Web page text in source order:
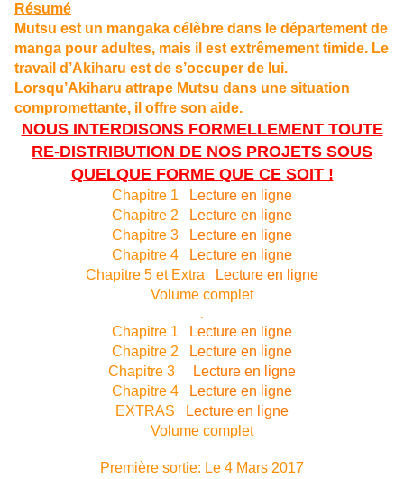
Résumé
Mutsu est un mangaka célèbre dans le département de
manga pour adultes, mais il est extrêmement timide. Le
travail d’Akiharu est de s’occuper de lui.
Lorsqu’Akiharu attrape Mutsu dans une situation
compromettante, il offre son aide.
NOUS INTERDISONS FORMELLEMENT TOUTE
RE-DISTRIBUTION DE NOS PROJETS SOUS
QUELQUE FORME QUE CE SOIT !
Chapitre 1
Lecture en ligne
Chapitre 2
Lecture en ligne
Chapitre 3
Lecture en ligne
Chapitre 4
Lecture en ligne
Chapitre 5 et Extra
Lecture en ligne
Volume complet
Chapitre 1
Lecture en ligne
Chapitre 2
Lecture en ligne
Chapitre 3
Lecture en ligne
Chapitre 4
Lecture en ligne
EXTRAS
Lecture en ligne
Volume complet
Première sortie: Le 4 Mars 2017